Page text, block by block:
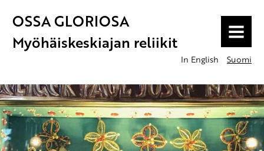
OSSA GLORIOSA
Myöhäiskeskiajan reliikit
MENU
In English Suomi